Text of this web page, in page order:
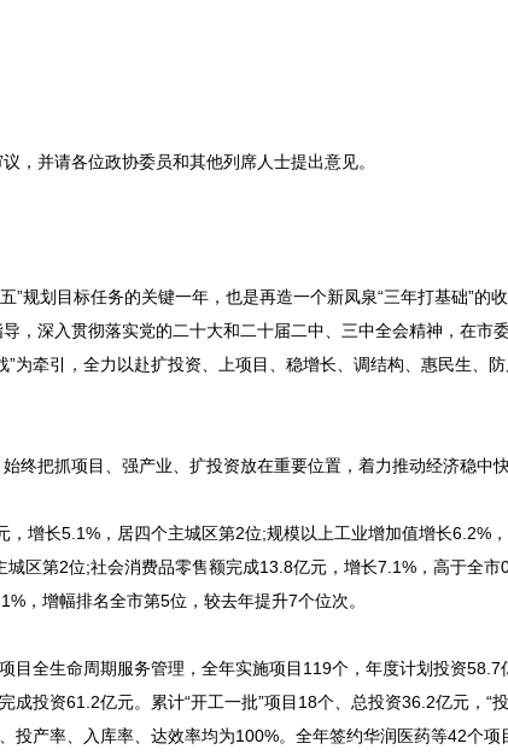
并请各位政协委员和其他列席人士提出意见。
划目标任务的关键一年，也是再造一个新凤泉“三年打基础”的收
，深入贯彻落实党的二十大和二十届二中、三中全会精神，在市
为牵引，全力以赴扩投资、上项目、稳增长、调结构、惠民生、
把抓项目、强产业、扩投资放在重要位置，着力推动经济稳中快
长5.1%，居四个主城区第2位;规模以上工业增加值增长6.2%
区第2位;社会消费品零售额完成13.8亿元，增长7.1%，高于全市
，增幅排名全市第5位，较去年提升7个位次。
全生命周期服务管理，全年实施项目119个，年度计划投资58.7
投资61.2亿元。累计“开工一批”项目18个、总投资36.2亿元，“
投产率、入库率、达效率均为100%。全年签约华润医药等42个